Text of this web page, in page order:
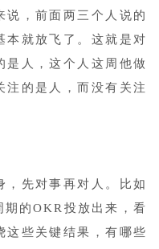
说，前面两三个人说的
本就放飞了。这就是对
是人，这个人这周他做
注的是人，而没有关注
，先对事再对人。比如
的OKR投放出来，看
这些关键结果，有哪些